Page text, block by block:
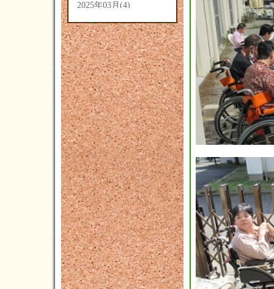
2025年03月(4)
2025年02月(5)
2025年01月(3)
2024年12月(3)
2024年11月(4)
2024年10月(14)
2024年09月(14)
2024年08月(7)
2024年07月(16)
2024年06月(9)
2024年05月(10)
2024年04月(5)
2024年03月(7)
2024年02月(2)